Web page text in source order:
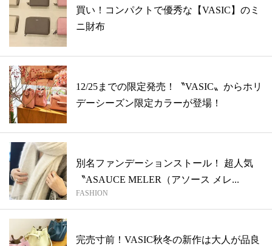
買い！コンパクトで優秀な【VASIC】のミ
ニ財布
12/25までの限定発売！〝VASIC〟からホリ
デーシーズン限定カラーが登場！
別名ファンデーションストール！ 超人気
〝ASAUCE MELER（アソース メレ...
FASHION
完売寸前！VASIC秋冬の新作は大人が品良